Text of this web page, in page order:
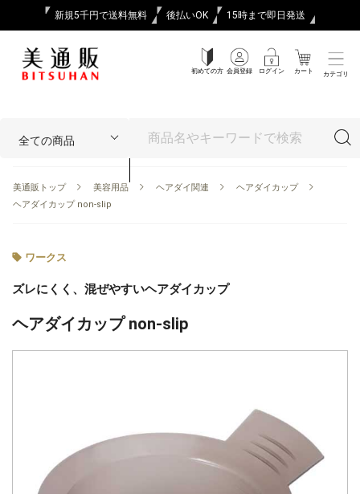
新規5千円で送料無料 後払いOK 15時まで即日発送
初めての方 会員登録 ログイン カート カテゴリ
美通販トップ 美容用品 ヘアダイ関連
ヘアダイカップ
ヘアダイカップ non-slip
ワークス
ズレにくく、混ぜやすいヘアダイカップ
ヘアダイカップ non-slip